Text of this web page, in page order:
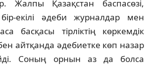
Жалпы Қазақстан баспасөзi,
екiлi әдеби журналдар мен
басқасы тiрлiктiң көркемдiк
айтқанда әдебиетке көп назар
Соның орнын аз да болса